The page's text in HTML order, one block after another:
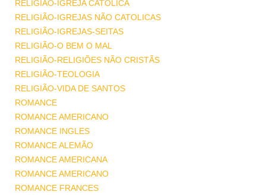
RELIGIÃO-IGREJA CATOLICA
RELIGIÃO-IGREJAS NÃO CATOLICAS
RELIGIÃO-IGREJAS-SEITAS
RELIGIÃO-O BEM O MAL
RELIGIÃO-RELIGIÕES NÃO CRISTÃS
RELIGIÃO-TEOLOGIA
RELIGIÃO-VIDA DE SANTOS
ROMANCE
ROMANCE AMERICANO
ROMANCE INGLES
ROMANCE ALEMÃO
ROMANCE AMERICANA
ROMANCE AMERICANO
ROMANCE FRANCES